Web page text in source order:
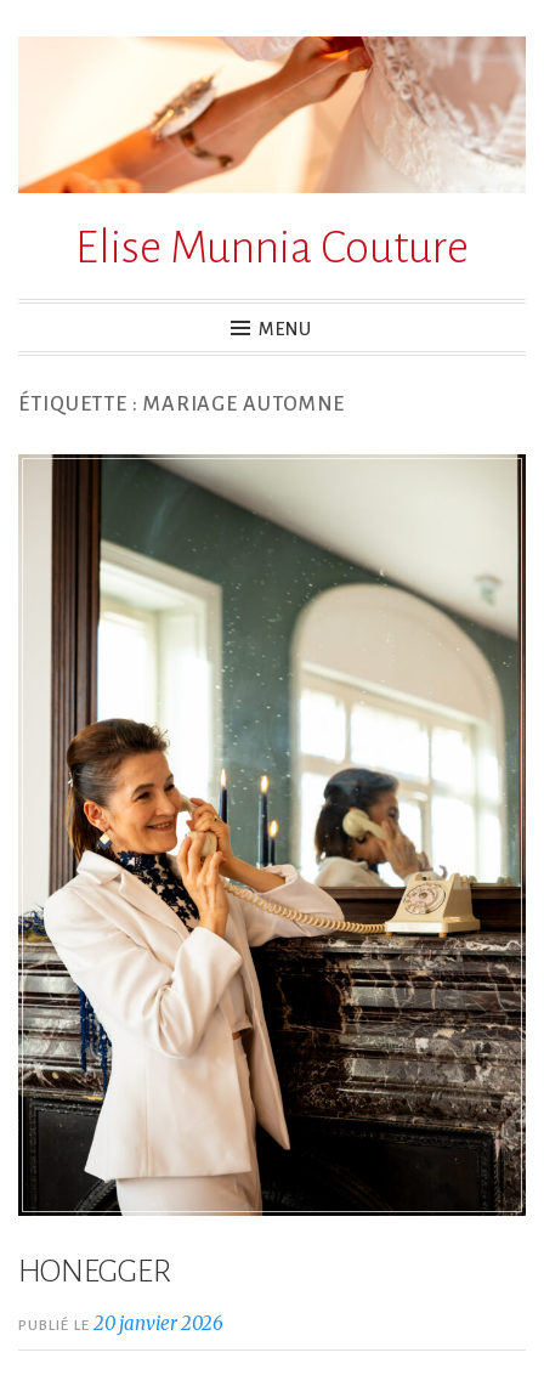
Elise Munnia Couture
MENU
ÉTIQUETTE : MARIAGE AUTOMNE
HONEGGER
PUBLIÉ LE 20 janvier 2026